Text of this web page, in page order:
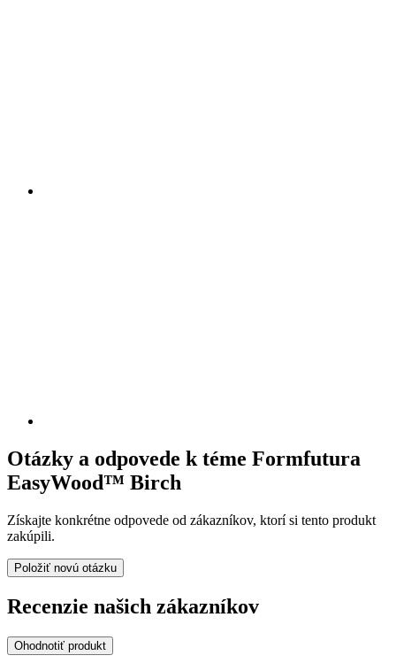
Otázky a odpovede k téme Formfutura
EasyWood™ Birch
Získajte konkrétne odpovede od zákazníkov, ktorí si tento produkt
zakúpili.
Položiť novú otázku
Recenzie našich zákazníkov
Ohodnotiť produkt